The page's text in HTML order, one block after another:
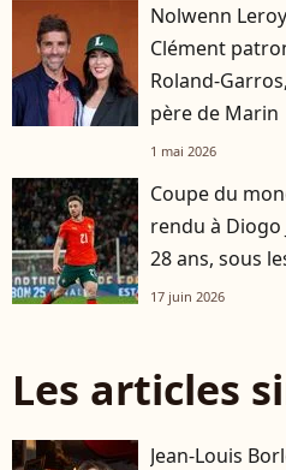
Nolwenn
Clément
Roland-
père de Marin
1 mai 2026
Coupe du
rendu à Diogo
28 ans, sous
17 juin 2026
Les articles
Jean-Louis